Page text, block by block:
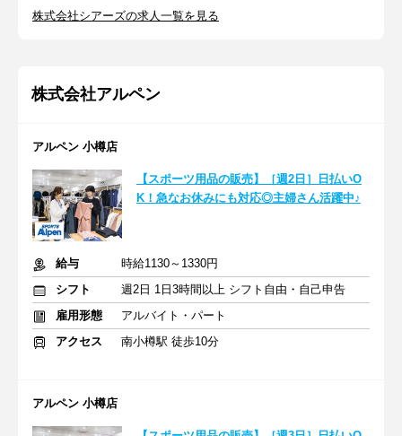
株式会社シアーズの求人一覧を見る
株式会社アルペン
アルペン 小樽店
【スポーツ用品の販売】［週2日］日払いO
K！急なお休みにも対応◎主婦さん活躍中♪
給与
時給1130～1330円
シフト
週2日 1日3時間以上 シフト自由・自己申告
雇用形態
アルバイト・パート
アクセス
南小樽駅 徒歩10分
アルペン 小樽店